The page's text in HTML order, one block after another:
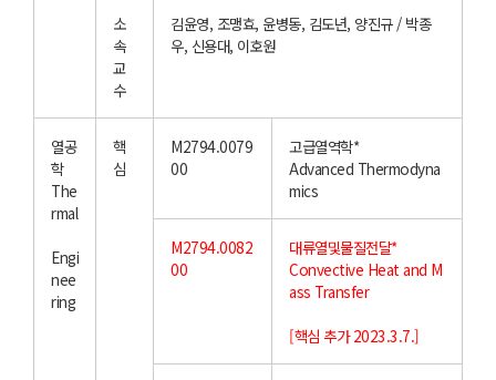
소
속
교
수
김윤영, 조맹효, 윤병동, 김도년, 양진규 / 박종
우, 신용대, 이호원
열공
학
The
rmal
Engi
nee
ring
핵
심
M2794.0079
00
고급열역학*
Advanced Thermodyna
mics
M2794.0082
00
대류열및물질전달*
Convective Heat and M
ass Transfer
[핵심 추가 2023.3.7.]